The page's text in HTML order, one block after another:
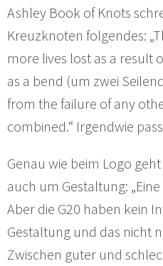
Ashley Book of Knots
Kreuzknoten folgendes:
more lives lost as a result
as a bend (um zwei
from the failure of any
combined.“ Irgendwie
Genau wie beim Logo
auch um Gestaltung:
Aber die G20 haben kein
Gestaltung und das nicht
Zwischen guter und